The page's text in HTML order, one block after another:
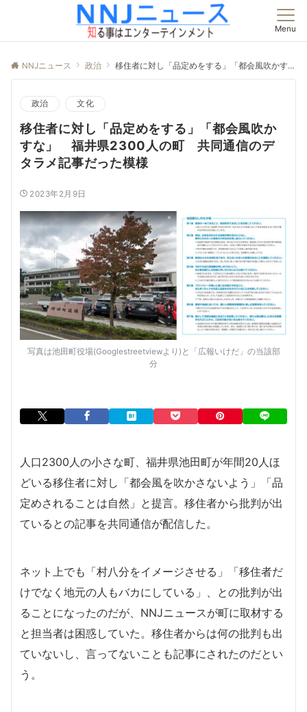
Menu
NNJニュース 政治 移住者に対し「品定めをする」「都会風吹かすな」 福井県2300人の町 共同通信のデタラメ記事だった模様
政治 文化
移住者に対し「品定めをする」「都会風吹か
すな」 福井県2300人の町 共同通信のデ
タラメ記事だった模様
2023年2月9日
写真は池田町役場(Googlestreetviewより)と「広報いけだ」の当該部
分
人口2300人の小さな町、福井県池田町が年間20人ほ
どいる移住者に対し「都会風を吹かさないよう」「品
定めされることは自然」と提言。移住者から批判が出
ているとの記事を共同通信が配信した。
ネット上でも「村八分をイメージさせる」「移住者だ
けでなく地元の人もバカにしている」、との批判が出
ることになったのだが、NNJニュースが町に取材する
と担当者は困惑していた。移住者からは何の批判も出
ていないし、言ってないことも記事にされたのだとい
う。